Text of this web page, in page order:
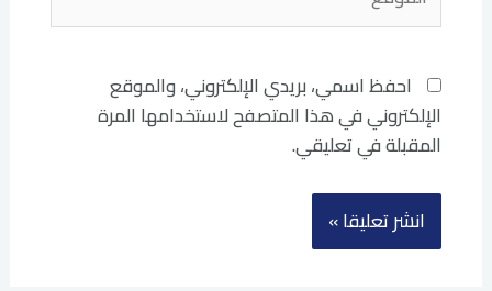
احفظ اسمي، بريدي الإلكتروني، والموقع
الإلكتروني في هذا المتصفح لاستخدامها المرة
المقبلة في تعليقي.